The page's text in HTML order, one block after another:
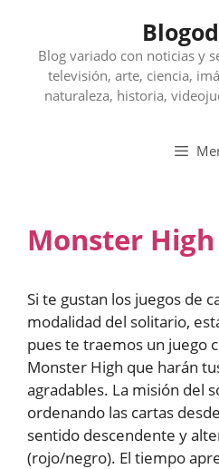
contenidoBlog variado con noticias y
televisión, arte, ciencia,
naturaleza, historia,
Monster
Si te gustan los juegos de
modalidad del solitario,
pues te traemos un juego
Monster High que harán
agradables. La misión del
ordenando las cartas
sentido descendente y
(rojo/negro). El tiempo